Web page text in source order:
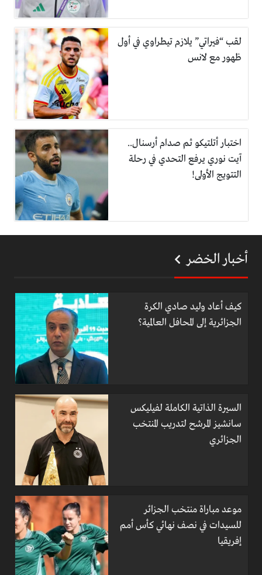
لقب “فيراتي” يلازم تيطراوي في أول
ظهور مع لانس
اختبار أتلتيكو ثم صدام أرسنال..
آيت نوري يرفع التحدي في رحلة
التتويج الأولى!
أخبار الخضر
كيف أعاد وليد صادي الكرة
الجزائرية إلى المحافل العالمية؟
السيرة الذاتية الكاملة لفيليكس
سانشيز المرشح لتدريب المنتخب
الجزائري
موعد مباراة منتخب الجزائر
للسيدات في نصف نهائي كأس أمم
إفريقيا